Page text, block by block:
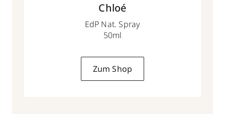
Chloé
EdP Nat. Spray
50ml
Zum Shop